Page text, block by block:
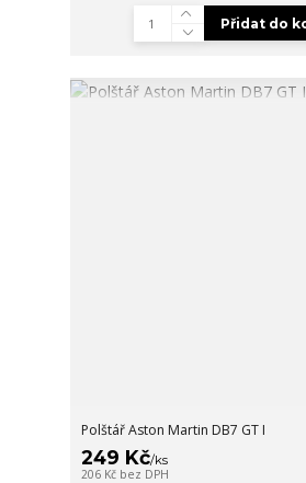
Přidat do
Polštář Aston Martin DB7 GT I
249 Kč/ks
206 Kč bez DPH